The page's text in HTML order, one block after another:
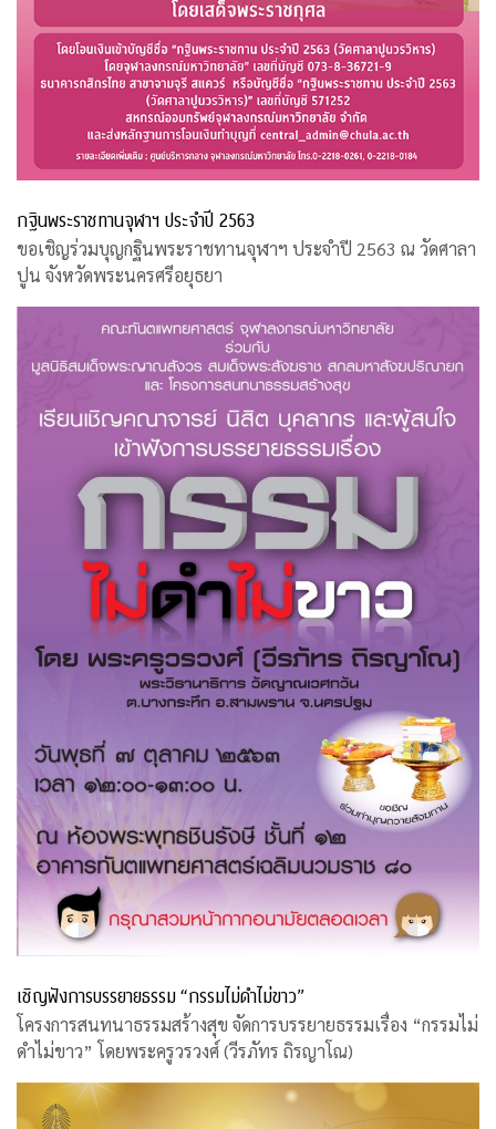
กฐินพระราชทานจุฬาฯ ประจำปี 2563
ขอเชิญร่วมบุญกฐินพระราชทานจุฬาฯ ประจำปี 2563 ณ วัดศาลา
ปูน จังหวัดพระนครศรีอยุธยา
เชิญฟังการบรรยายธรรม “กรรมไม่ดำไม่ขาว”
โครงการสนทนาธรรมสร้างสุข จัดการบรรยายธรรมเรื่อง “กรรมไม่
ดำไม่ขาว” โดยพระครูวรวงศ์ (วีรภัทร ถิรญาโณ)